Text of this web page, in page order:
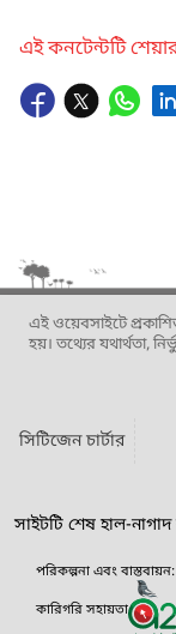
এই কনটেন্টটি
এই ওয়েবসাইটে
হয়। তথ্যের যথার্থতা,
সিটিজেন চার্টার
সাইটটি শেষ হাল-
পরিকল্পনা এবং
কারিগরি সহায়তা